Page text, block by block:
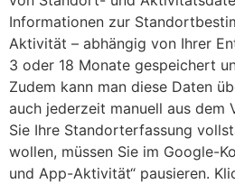
Informationen zur
Aktivität – abhängig von Ihrer
3 oder 18 Monate gespeichert
Zudem kann man diese Daten
auch jederzeit manuell aus dem
Sie Ihre Standorterfassung
wollen, müssen Sie im Google-
und App-Aktivität“ pausieren.